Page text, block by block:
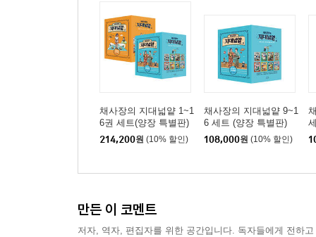
채사장의 지대넓얕 1~1
6권 세트(양장 특별판)
214,200원 (10% 할인)
채사장의 지대넓얕 9~1
6 세트 (양장 특별판)
108,000원 (10% 할인)
만든 이 코멘트
저자, 역자, 편집자를 위한 공간입니다. 독자들에게 전하